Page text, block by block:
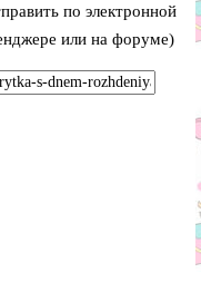
по электронной
или на форуме)